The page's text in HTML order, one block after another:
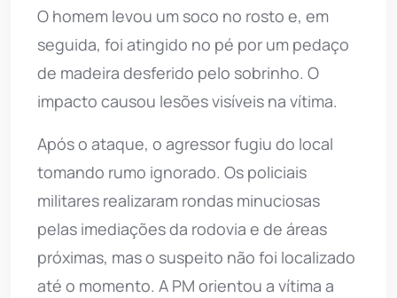
O homem levou um soco no rosto e, em
seguida, foi atingido no pé por um pedaço
de madeira desferido pelo sobrinho. O
impacto causou lesões visíveis na vítima.
Após o ataque, o agressor fugiu do local
tomando rumo ignorado. Os policiais
militares realizaram rondas minuciosas
pelas imediações da rodovia e de áreas
próximas, mas o suspeito não foi localizado
até o momento. A PM orientou a vítima a